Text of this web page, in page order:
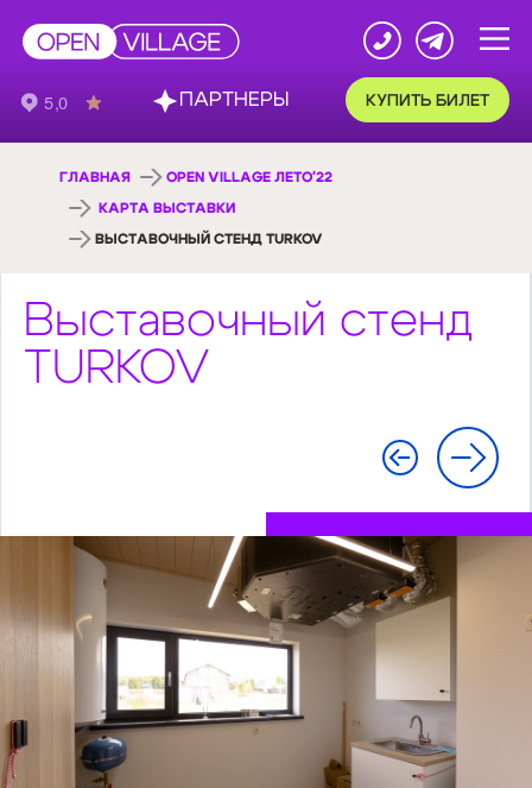
КУПИТЬ БИЛЕТ
ГЛАВНАЯ OPEN VILLAGE ЛЕТО'22
КАРТА ВЫСТАВКИ
ВЫСТАВОЧНЫЙ СТЕНД TURKOV
Выставочный стенд
TURKOV